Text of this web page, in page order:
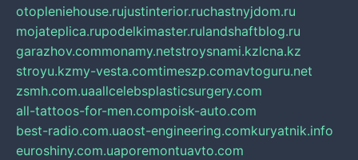
otopleniehouse.rujustinterior.ruchastnyjdom.ru
mojateplica.rupodelkimaster.rulandshaftblog.ru
garazhov.commonamy.netstroysnami.kzlcna.kz
stroyu.kzmy-vesta.comtimeszp.comavtoguru.net
zsmh.com.uaallcelebsplasticsurgery.com
all-tattoos-for-men.compoisk-auto.com
best-radio.com.uaost-engineering.comkuryatnik.info
euroshiny.com.uaporemontuavto.com